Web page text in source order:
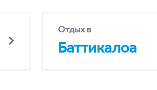
Отдых в
Баттикалоа